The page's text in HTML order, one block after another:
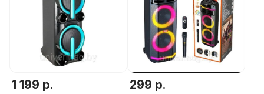
1 199 р. 299 р.